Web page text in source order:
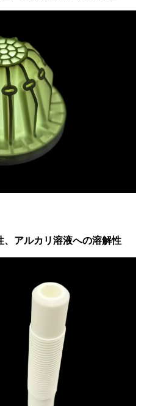
、アルカリ溶液への溶解性